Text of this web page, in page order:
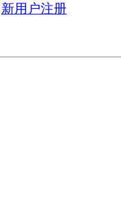
新用户注册